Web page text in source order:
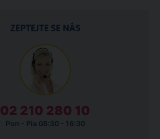
ZEPTEJTE SE NÁS
02 210 280 10
Pon - Pia 08:30 - 16:30